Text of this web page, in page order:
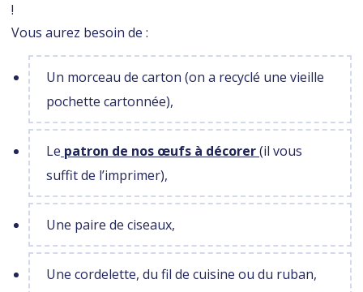
!
Vous aurez besoin de :
Un morceau de carton (on a recyclé une vieille
pochette cartonnée),
Le patron de nos œufs à décorer(il vous
suffit de l’imprimer),
Une paire de ciseaux,
Une cordelette, du fil de cuisine ou du ruban,